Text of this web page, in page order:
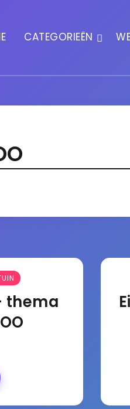
CATEGORIEËN
thema